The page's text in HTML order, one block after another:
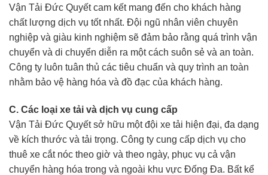
Vận Tải Đức Quyết cam kết mang đến cho khách hàng
chất lượng dịch vụ tốt nhất. Đội ngũ nhân viên chuyên
nghiệp và giàu kinh nghiệm sẽ đảm bảo rằng quá trình vận
chuyển và di chuyển diễn ra một cách suôn sẻ và an toàn.
Công ty luôn tuân thủ các tiêu chuẩn và quy trình an toàn
nhằm bảo vệ hàng hóa và đồ đạc của khách hàng.
C. Các loại xe tải và dịch vụ cung cấp
Vận Tải Đức Quyết sở hữu một đội xe tải hiện đại, đa dạng
về kích thước và tải trọng. Công ty cung cấp dịch vụ cho
thuê xe cắt nóc theo giờ và theo ngày, phục vụ cả vận
chuyển hàng hóa trong và ngoài khu vực Đống Đa. Bất kể